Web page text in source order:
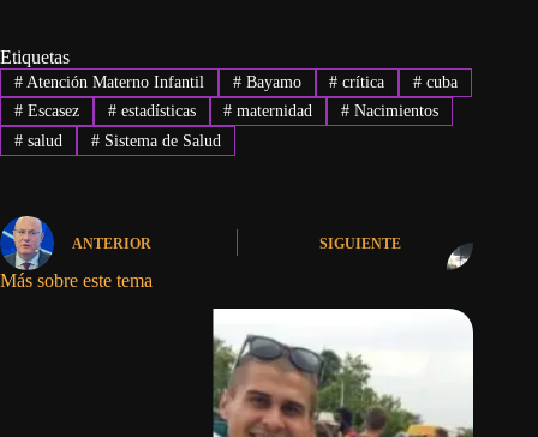
Etiquetas
#Atención Materno Infantil #Bayamo # crítica # cuba
#Escasez #estadísticas # maternidad # Nacimientos
#salud #Sistema de Salud
ANTERIOR SIGUIENTE
Más sobre este tema